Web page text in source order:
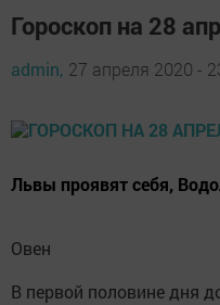
Гороскоп на 28
admin, 27 апреля 2020 -
Львы проявят себя,
Овен
В первой половине дня